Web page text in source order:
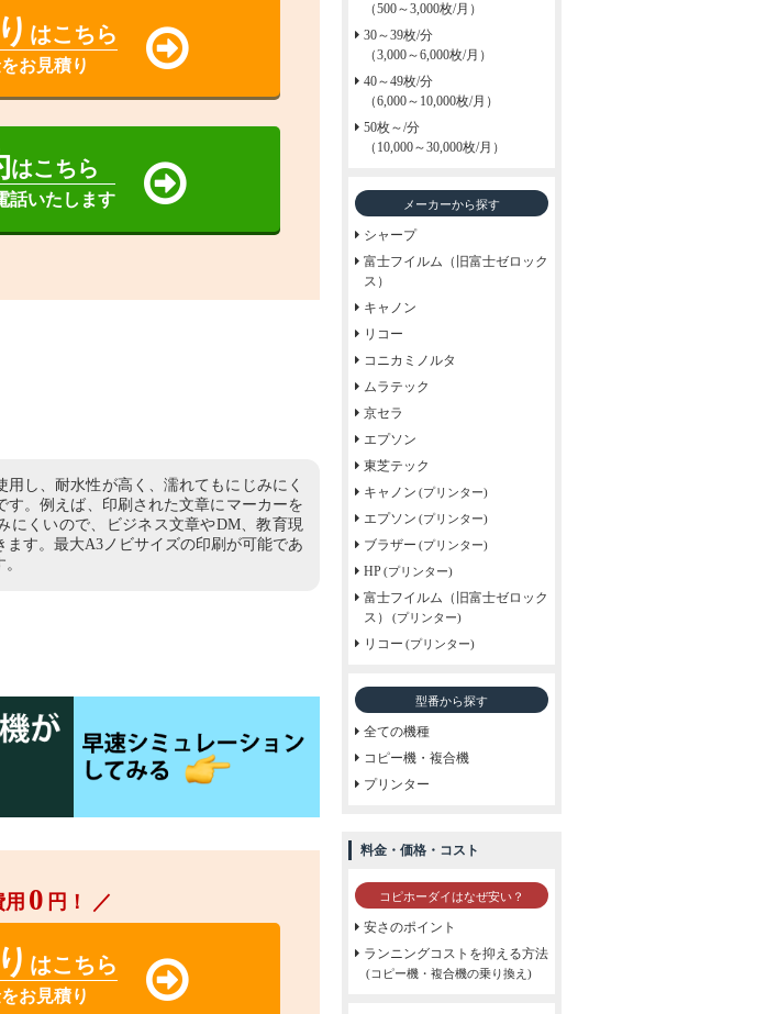
はこちら
お見積り
はこちら
話いたします
し、耐水性が高く、濡れてもにじみにく
す。例えば、印刷された文章にマーカーを
にくいので、ビジネス文章やDM、教育現
す。最大A3ノビサイズの印刷が可能であ
0 円！ ／
はこちら
お見積り
（500～3,000枚/月）
30～39枚/分
（3,000～6,000枚/月）
40～49枚/分
（6,000～10,000枚/月）
50枚～/分
（10,000～30,000枚/月）
メーカーから探す
シャープ
富士フイルム（旧富士ゼロック
ス）
キャノン
リコー
コニカミノルタ
ムラテック
京セラ
エプソン
東芝テック
キャノン (プリンター)
エプソン (プリンター)
ブラザー (プリンター)
HP (プリンター)
富士フイルム（旧富士ゼロック
ス）
(プリンター)
リコー (プリンター)
型番から探す
全ての機種
コピー機・複合機
プリンター
料金・価格・コスト
コピホーダイはなぜ安い？
安さのポイント
ランニングコストを抑える方法
(コピー機・複合機の乗り換え)